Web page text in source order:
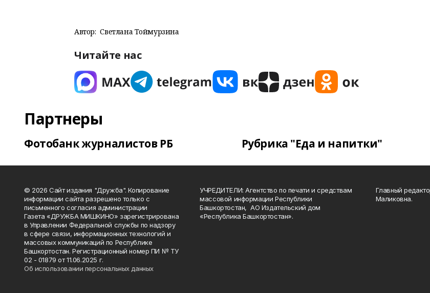
Автор: Светлана Тоймурзина
Читайте нас
Партнеры
Фотобанк журналистов РБ Рубрика "Еда и напитки"
© 2026 Сайт издания "Дружба". Копирование
информации сайта разрешено только с
письменного согласия администрации
Газета «ДРУЖБА МИШКИНО» зарегистрирована
в Управлении Федеральной службы по надзору
в сфере связи, информационных технологий и
массовых коммуникаций по Республике
Башкортостан. Регистрационный номер ПИ № ТУ
02 - 01879 от 11.06.2025 г.
Об использовании персональных данных
УЧРЕДИТЕЛИ: Агентство по печати и средствам
массовой информации Республики
Башкортостан, АО Издательский дом
«Республика Башкортостан».
Главный
Маликовна.